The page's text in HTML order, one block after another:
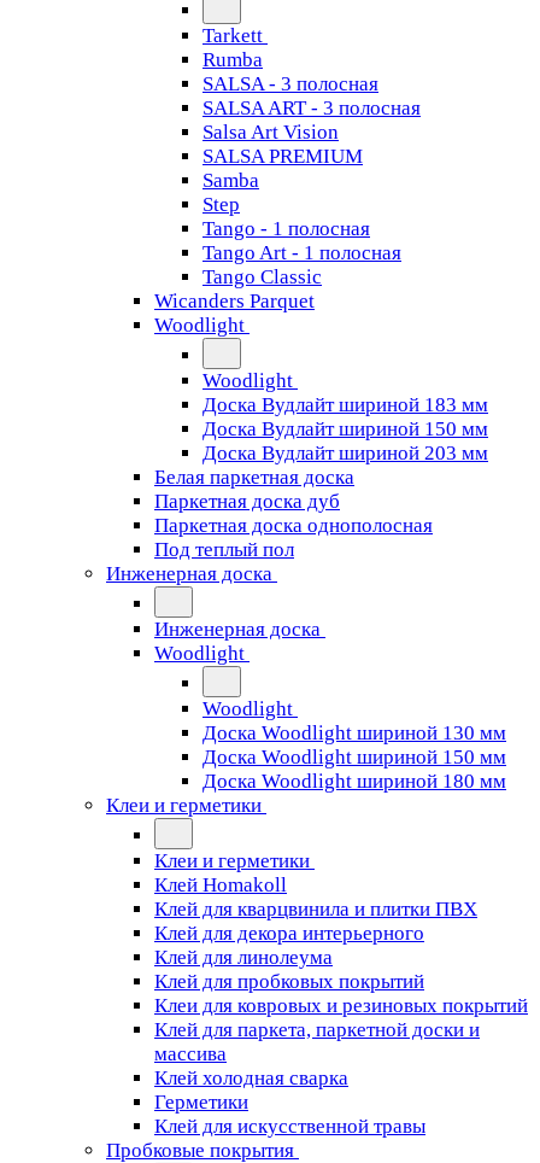
Tarkett
Rumba
SALSA - 3 полосная
SALSA ART - 3 полосная
Salsa Art Vision
SALSA PREMIUM
Samba
Step
Tango - 1 полосная
Tango Art - 1 полосная
Tango Classiс
Wicanders Parquet
Woodlight
Woodlight
Доска Вудлайт шириной 183 мм
Доска Вудлайт шириной 150 мм
Доска Вудлайт шириной 203 мм
Белая паркетная доска
Паркетная доска дуб
Паркетная доска однополосная
Под теплый пол
Инженерная доска
Инженерная доска
Woodlight
Woodlight
Доска Woodlight шириной 130 мм
Доска Woodlight шириной 150 мм
Доска Woodlight шириной 180 мм
Клеи и герметики
Клеи и герметики
Клей Homakoll
Клей для кварцвинила и плитки ПВХ
Клей для декора интерьерного
Клей для линолеума
Клей для пробковых покрытий
Клеи для ковровых и резиновых покрытий
Клей для паркета, паркетной доски и
массива
Клей холодная сварка
Герметики
Клей для искусственной травы
Пробковые покрытия